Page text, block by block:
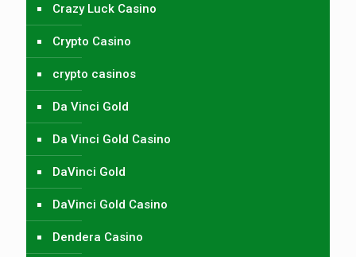
Crazy Luck Casino
Crypto Casino
crypto casinos
Da Vinci Gold
Da Vinci Gold Casino
DaVinci Gold
DaVinci Gold Casino
Dendera Casino